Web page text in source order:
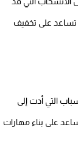
تساعد على تخفيف
التي أدت إلى
على بناء مهارات